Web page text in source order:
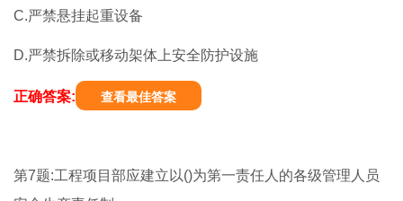
C.严禁悬挂起重设备
D.严禁拆除或移动架体上安全防护设施
正确答案: 查看最佳答案
第7题:工程项目部应建立以()为第一责任人的各级管理人员